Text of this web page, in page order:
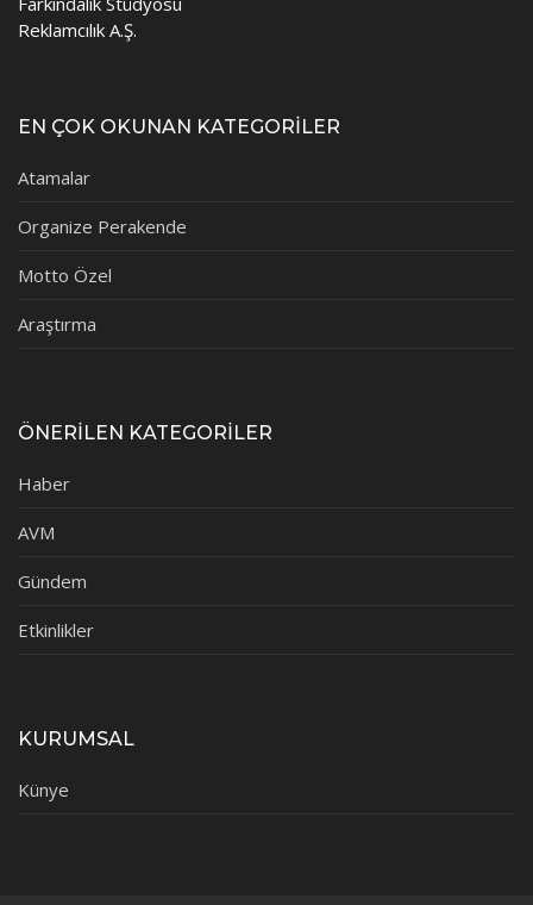
Reklamcılık A.Ş.
EN ÇOK OKUNAN KATEGORİLER
Atamalar
Organize Perakende
Motto Özel
Araştırma
ÖNERİLEN KATEGORİLER
Haber
AVM
Gündem
Etkinlikler
KURUMSAL
Künye